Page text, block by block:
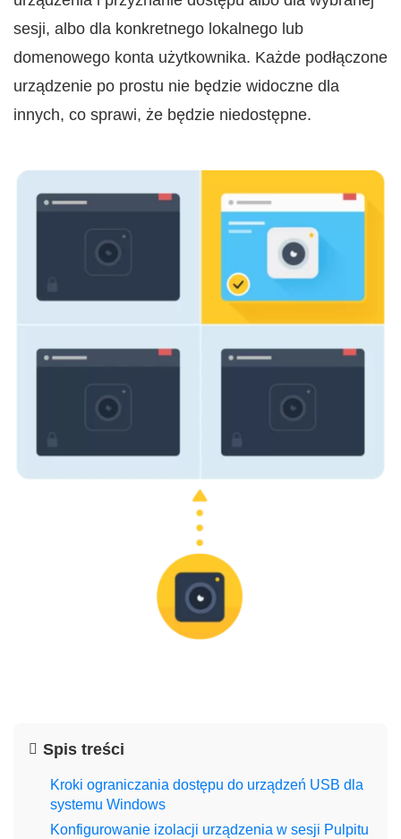
sesji, albo dla konkretnego lokalnego lub
domenowego konta użytkownika. Każde podłączone
urządzenie po prostu nie będzie widoczne dla
innych, co sprawi, że będzie niedostępne.
Spis treści
Kroki ograniczania dostępu do urządzeń USB dla
systemu Windows
Konfigurowanie izolacji urządzenia w sesji Pulpitu